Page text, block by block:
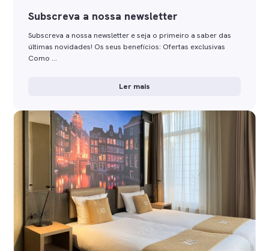
Subscreva a nossa newsletter
Subscreva a nossa newsletter e seja o primeiro a saber das
últimas novidades! Os seus benefícios: Ofertas exclusivas
Como …
Ler mais